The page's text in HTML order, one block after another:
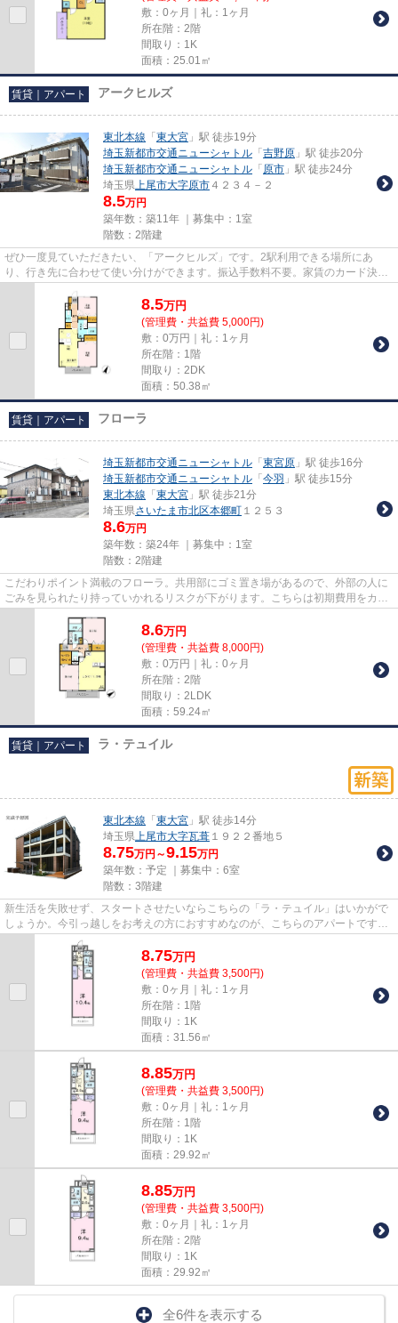
敷：0ヶ月｜礼：1ヶ月
所在階：2階
間取り：1K
面積：25.01㎡
賃貸｜アパート アークヒルズ
東北本線 「 東大宮 」駅 徒歩19分
埼玉新都市交通ニューシャトル 「 吉野原 」駅 徒歩20分
埼玉新都市交通ニューシャトル 「 原市 」駅 徒歩24分
埼玉県上尾市大字原市 ４２３４－２
8.5万円
築年数：築11年 ｜募集中： 1室
階数：2階建
ぜひ一度見ていただきたい、「アークヒルズ」です。2駅利用できる場所にあ
り、行き先に合わせて使い分けができます。振込手数料不要。家賃のカード決済
8.5万円
(管理費・共益費 5,000円)
敷：0万円｜礼：1ヶ月
所在階：1階
間取り：2DK
面積：50.38㎡
賃貸｜アパート フローラ
埼玉新都市交通ニューシャトル 「 東宮原 」駅 徒歩16分
埼玉新都市交通ニューシャトル 「 今羽 」駅 徒歩15分
東北本線 「 東大宮 」駅 徒歩21分
埼玉県さいたま市北区本郷町 １２５３
8.6万円
築年数：築24年 ｜募集中： 1室
階数：2階建
こだわりポイント満載のフローラ。共用部にゴミ置き場があるので、外部の人に
ごみを見られたり持っていかれるリスクが下がります。こちらは初期費用をカー
8.6万円
(管理費・共益費 8,000円)
敷：0万円｜礼：0ヶ月
所在階：2階
間取り：2LDK
面積：59.24㎡
賃貸｜アパート ラ・テュイル
東北本線 「 東大宮 」駅 徒歩14分
埼玉県上尾市大字瓦葺 １９２２番地５
8.75万円～9.15万円
築年数：予定 ｜募集中： 6室
階数：3階建
新生活を失敗せず、スタートさせたいならこちらの「ラ・テュイル」はいかがで
しょうか。今引っ越しをお考えの方におすすめなのが、こちらのアパートです。
好評の駅近物件で、徒歩14分...
8.75万円
(管理費・共益費 3,500円)
敷：0ヶ月｜礼：1ヶ月
所在階：1階
間取り：1K
面積：31.56㎡
8.85万円
(管理費・共益費 3,500円)
敷：0ヶ月｜礼：1ヶ月
所在階：1階
間取り：1K
面積：29.92㎡
8.85万円
(管理費・共益費 3,500円)
敷：0ヶ月｜礼：1ヶ月
所在階：2階
間取り：1K
面積：29.92㎡
全6件を表示する